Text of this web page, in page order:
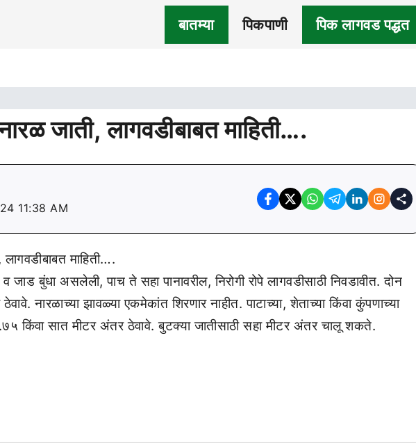
बातम्या पिकपाणी पिक लागवड पद्धत
जाती, लागवडीबाबत माहिती….
11:38 AM
बुंधा असलेली, पाच ते सहा पानावरील, निरोगी रोपे लागवडीसाठी निवडावीत. दोन
नारळाच्या झावळ्या एकमेकांत शिरणार नाहीत. पाटाच्या, शेताच्या किंवा कुंपणाच्या
किंवा सात मीटर अंतर ठेवावे. बुटक्या जातीसाठी सहा मीटर अंतर चालू शकते.